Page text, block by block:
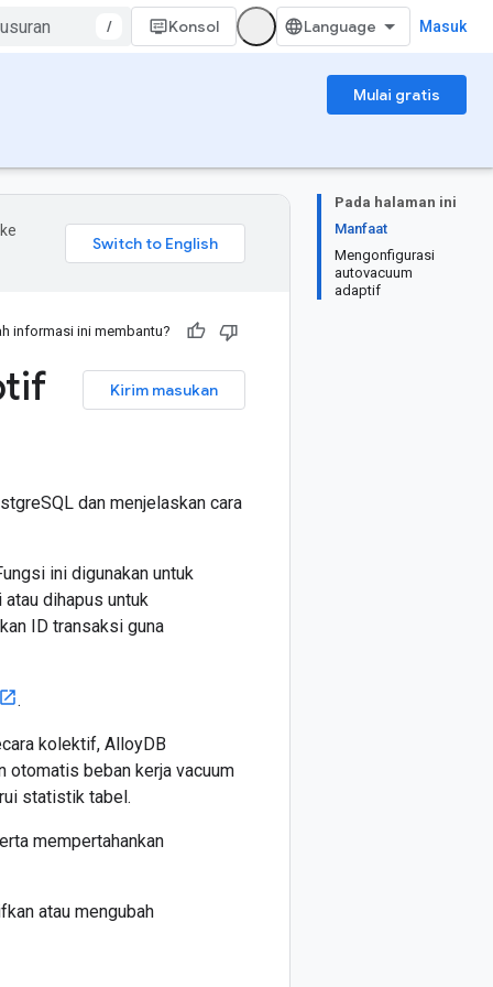
/ Konsol Masuk
Mulai gratis
Pada halaman ini
Manfaat
Mengonfigurasi
autovacuum
adaptif
informasi ini membantu?
Kirim masukan
dan menjelaskan cara
ini digunakan untuk
dihapus untuk
ID transaksi guna
.
kolektif, AlloyDB
otomatis beban kerja vacuum
statistik tabel.
mempertahankan
atau mengubah